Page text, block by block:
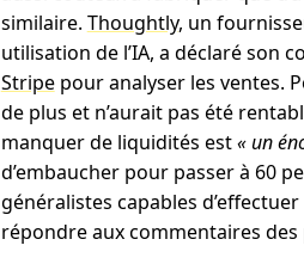
similaire. Thoughtly, un
utilisation de l’IA, a déclaré son
Stripepour analyser les ventes.
de plus et n’aurait pas été
manquer de liquidités est« un
d’embaucher pour passer à 60
généralistes capables
répondre aux commentaires